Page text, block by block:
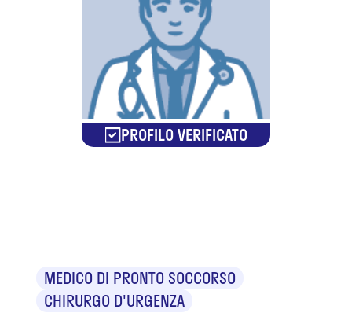
PROFILO VERIFICATO
MEDICO DI PRONTO SOCCORSO
CHIRURGO D'URGENZA